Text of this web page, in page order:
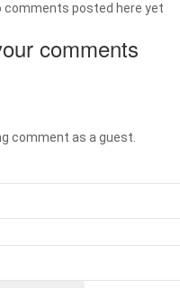
comments posted here yet
comments
comment as a guest.